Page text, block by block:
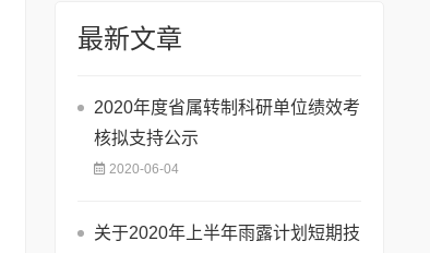
最新文章
2020年度省属转制科研单位绩效考
核拟支持公示
2020-06-04
关于2020年上半年雨露计划短期技